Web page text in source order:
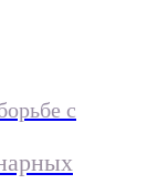
с